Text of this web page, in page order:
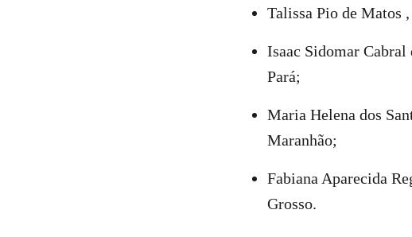
Talissa Pio de Matos
Isaac Sidomar
Pará;
Maria Helena dos
Maranhão;
Fabiana Aparecida
Grosso.